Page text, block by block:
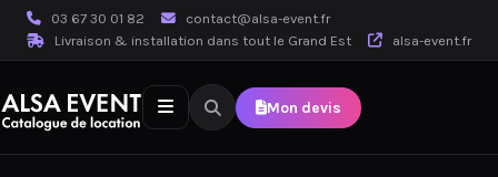
03 67 30 01 82
contact@alsa-event.fr
Livraison & installation dans tout le Grand Est
alsa-event.fr
Mon devis